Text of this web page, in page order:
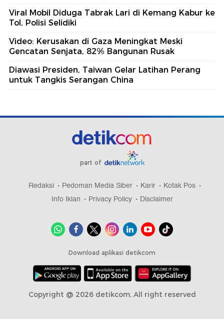
Viral Mobil Diduga Tabrak Lari di Kemang Kabur ke
Tol, Polisi Selidiki
Video: Kerusakan di Gaza Meningkat Meski
Gencatan Senjata, 82% Bangunan Rusak
Diawasi Presiden, Taiwan Gelar Latihan Perang
untuk Tangkis Serangan China
part of
Redaksi Pedoman Media Siber Karir
Kotak Pos
Info Iklan
Privacy Policy Disclaimer
Download aplikasi detikcom
Copyright @ 2026 detikcom, All right reserved